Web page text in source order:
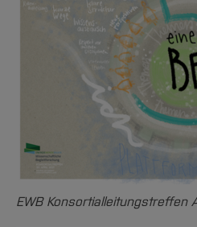
EWB Konsortialleitungstreffen